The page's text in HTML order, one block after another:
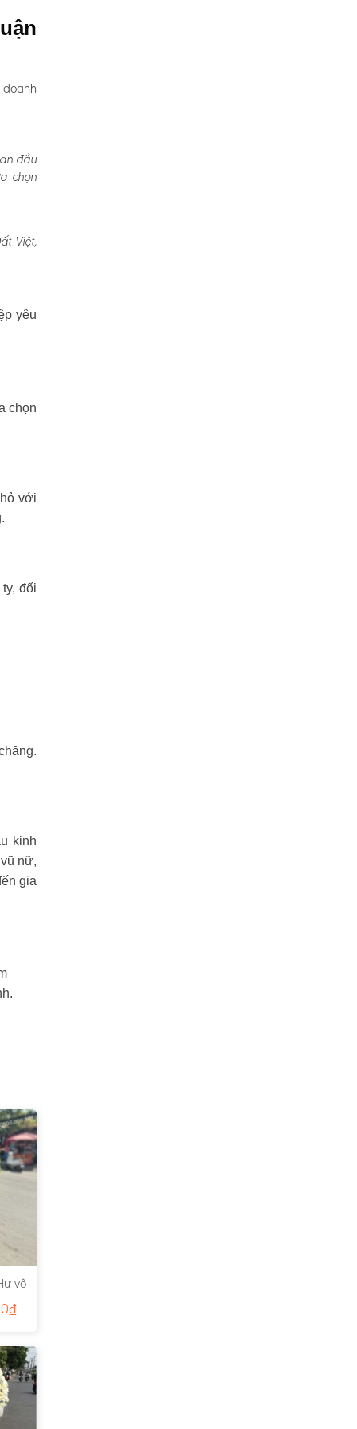
đầu
chọn
Việt,
yêu
chọn
với
đối
kinh
nữ,
gia
vô
₫